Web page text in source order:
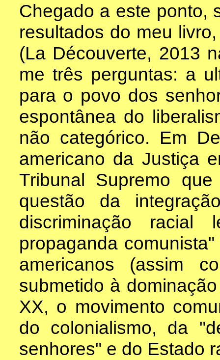
Chegado a este ponto,
resultados do meu
(La Découverte, 2013
me três perguntas: a
para o povo dos
espontânea do
não categórico. Em
americano da Justiça
Tribunal Supremo
questão da
discriminação
propaganda
americanos (assim
submetido à
XX, o movimento
do colonialismo, da
senhores" e do Estado